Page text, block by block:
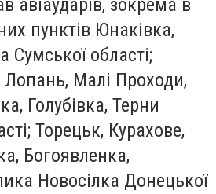
авіаударів, зокрема в
пунктів Юнаківка,
Сумської області;
Лопань, Малі Проходи,
Голубівка, Терни
Торецьк, Курахове,
Богоявленка,
Новосілка Донецької